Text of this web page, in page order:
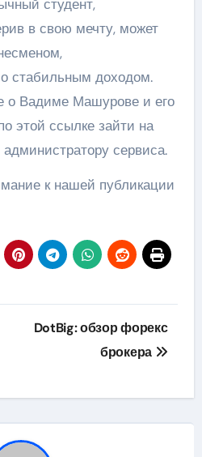
студент,
в свою мечту, может
стабильным доходом.
о Вадиме Машурове и его
этой ссылке зайти на
сервиса.
к нашей публикации
DotBig: обзор форекс
брокера